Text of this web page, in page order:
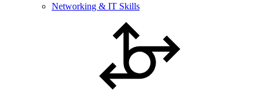
Networking & IT Skills